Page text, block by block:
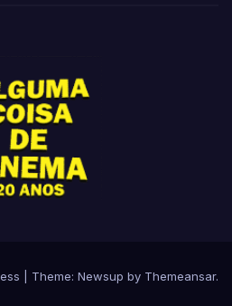
Theme: Newsup by Themeansar.